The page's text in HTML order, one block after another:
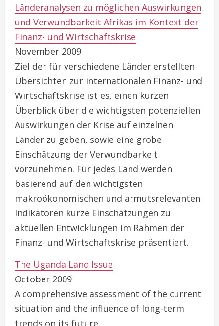
Länderanalysen zu möglichen Auswirkungen
und Verwundbarkeit Afrikas im Kontext der
Finanz- und Wirtschaftskrise
November 2009
Ziel der für verschiedene Länder erstellten
Übersichten zur internationalen Finanz- und
Wirtschaftskrise ist es, einen kurzen
Überblick über die wichtigsten potenziellen
Auswirkungen der Krise auf einzelnen
Länder zu geben, sowie eine grobe
Einschätzung der Verwundbarkeit
vorzunehmen. Für jedes Land werden
basierend auf den wichtigsten
makroökonomischen und armutsrelevanten
Indikatoren kurze Einschätzungen zu
aktuellen Entwicklungen im Rahmen der
Finanz- und Wirtschaftskrise präsentiert.
The Uganda Land Issue
October 2009
A comprehensive assessment of the current
situation and the influence of long-term
trends on its future